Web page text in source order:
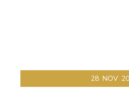
28 NOV